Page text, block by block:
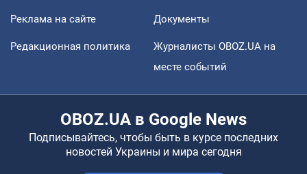
Реклама на сайте Документы
Редакционная политика
Журналисты OBOZ.UA на
месте событий
OBOZ.UA в Google News
Подписывайтесь, чтобы быть в курсе последних
новостей Украины и мира сегодня